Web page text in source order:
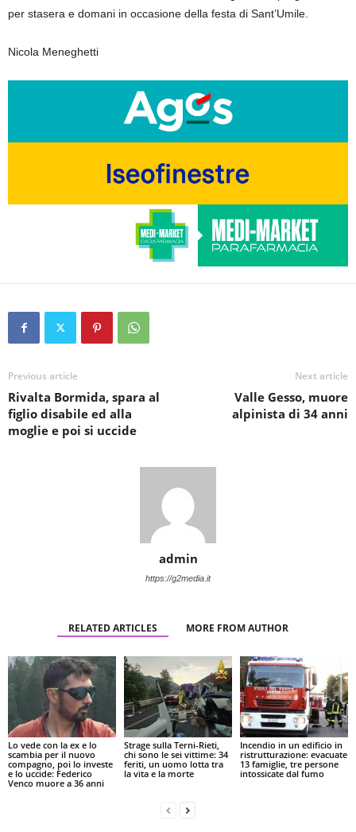
per stasera e domani in occasione della festa di Sant’Umile.
Nicola Meneghetti
Previous article
Rivalta Bormida, spara al
figlio disabile ed alla
moglie e poi si uccide
Next article
Valle Gesso, muore
alpinista di 34 anni
admin
https://g2media.it
RELATED ARTICLES MORE FROM AUTHOR
Lo vede con la ex e lo
scambia per il nuovo
compagno, poi lo investe
e lo uccide: Federico
Venco muore a 36 anni
Strage sulla Terni-Rieti,
chi sono le sei vittime: 34
feriti, un uomo lotta tra
la vita e la morte
Incendio in un edificio in
ristrutturazione: evacuate
13 famiglie, tre persone
intossicate dal fumo